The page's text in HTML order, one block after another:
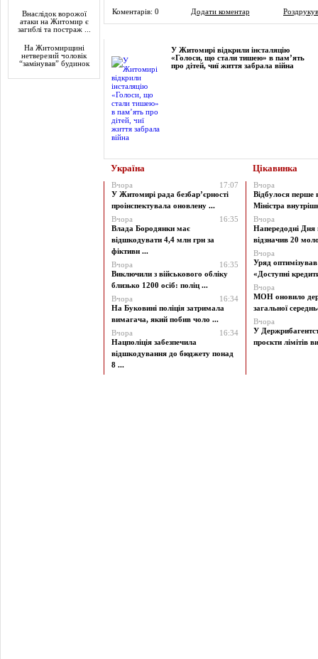
Внаслідок ворожої
атаки на Житомир є
загиблі та постраж ...
На Житомирщині
нетверезий чоловік
“замінував” будинок
Коментарів: 0 Додати коментар
У Житомирі відкрили інсталяцію
«Голоси, що стали тишею» в пам’ять
про дітей, чиї життя забрала війна
Україна Цікавинка
Вчора
17:07
У Житомирі рада безбар’єрності
проінспектувала оновлену ...
Вчора
16:35
Влада Бородянки має
відшкодувати 4,4 млн грн за
фіктивн ...
Вчора
16:35
Виключили з військового обліку
близько 1200 осіб: поліц ...
Вчора
16:34
На Буковині поліція затримала
вимагача, який побив чоло ...
Вчора
16:34
Нацполіція забезпечила
відшкодування до бюджету понад
8 ...
Вчора
Відбулося перше
Міністра
Вчора
Напередодні Дня
відзначив 20
Вчора
Уряд
«Доступні
Вчора
МОН оновило
загальної
Вчора
У
проєкти лімітів